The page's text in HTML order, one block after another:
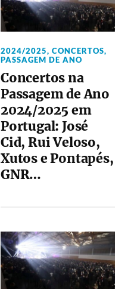
2024/2025,CONCERTOS,
PASSAGEM DE ANO
Concertos na
Passagem de Ano
2024/2025 em
Portugal: José
Cid, Rui Veloso,
Xutos e Pontapés,
GNR…